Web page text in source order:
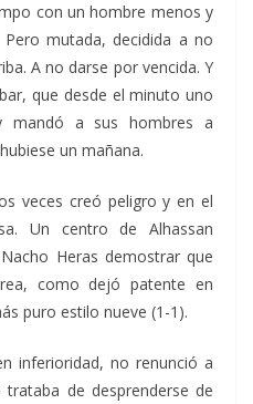
con un hombre menos y
mutada, decidida a no
A no darse por vencida. Y
que desde el minuto uno
mandó a sus hombres a
un mañana.
veces creó peligro y en el
Un centro de Alhassan
Heras demostrar que
como dejó patente en
puro estilo nueve (1-1).
inferioridad, no renunció a
de desprenderse de